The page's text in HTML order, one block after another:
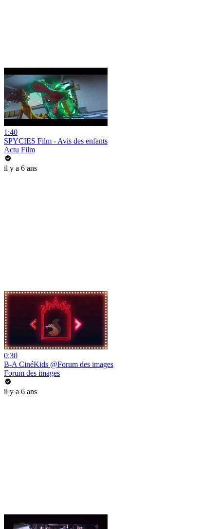
1:40
SPYCIES Film - Avis des enfants
Actu Film
il y a 6 ans
0:30
B-A CinéKids @Forum des images
Forum des images
il y a 6 ans